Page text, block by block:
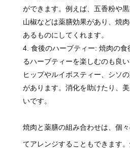
ができます。例えば、五香粉や黒
山椒などは薬膳効果があり、焼
あるものにしてくれます。
食後のハーブティー: 焼肉の
るハーブティーを楽しむのも良
ヒップやルイボスティー、シソ
があります。消化を助けたり、
いです。
焼肉と薬膳の組み合わせは、個
てアレンジすることもできます